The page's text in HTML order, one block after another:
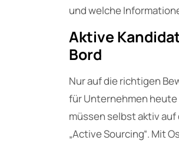
und welche
Aktive
Bord
Nur auf die richtigen
für Unternehmen
müssen selbst aktiv
„Active Sourcing“. Mit